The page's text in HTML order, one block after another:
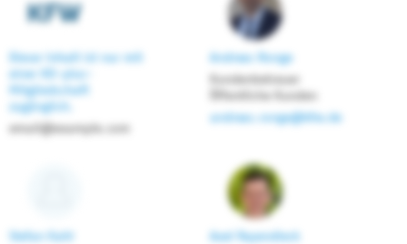
Dieser Inhalt ist nur mit
einer KD-plus-
Mitgliedschaft
zugänglich.
email@example.com
Andreas Ronge
Kundenbetreuer
Öffentliche Kunden
andreas.ronge@kfw.de
Stefan Kahl Axel Papendieck